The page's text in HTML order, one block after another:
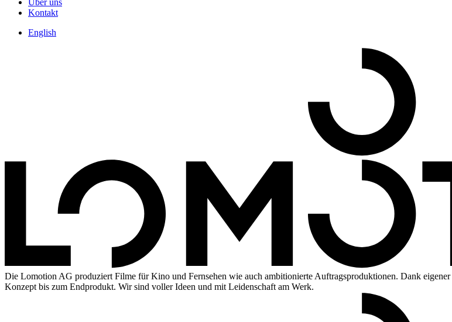
Kontakt
English
Die Lomotion AG produziert Filme für Kino und Fernsehen wie auch ambitionierte Auftragsproduktionen. Dank
Konzept bis zum Endprodukt. Wir sind voller Ideen und mit Leidenschaft am Werk.